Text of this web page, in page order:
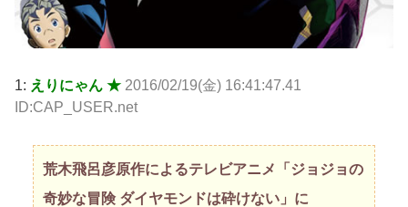
1: えりにゃん ★ 2016/02/19(金) 16:41:47.41
ID:CAP_USER.net
荒木飛呂彦原作によるテレビアニメ「ジョジョの
奇妙な冒険 ダイヤモンドは砕けない」に